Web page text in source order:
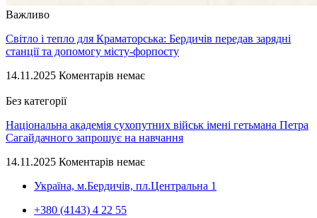
Важливо
Світло і тепло для Краматорська: Бердичів передав зарядні
станції та допомогу місту-форпосту
14.11.2025 Коментарів немає
Без категорії
Національна академія сухопутних військ імені гетьмана Петра
Сагайдачного запрошує на навчання
14.11.2025 Коментарів немає
Україна, м.Бердичів, пл.Центральна 1
+380 (4143) 4 22 55